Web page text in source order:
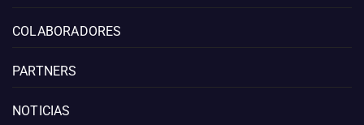
COLABORADORES
PARTNERS
NOTICIAS